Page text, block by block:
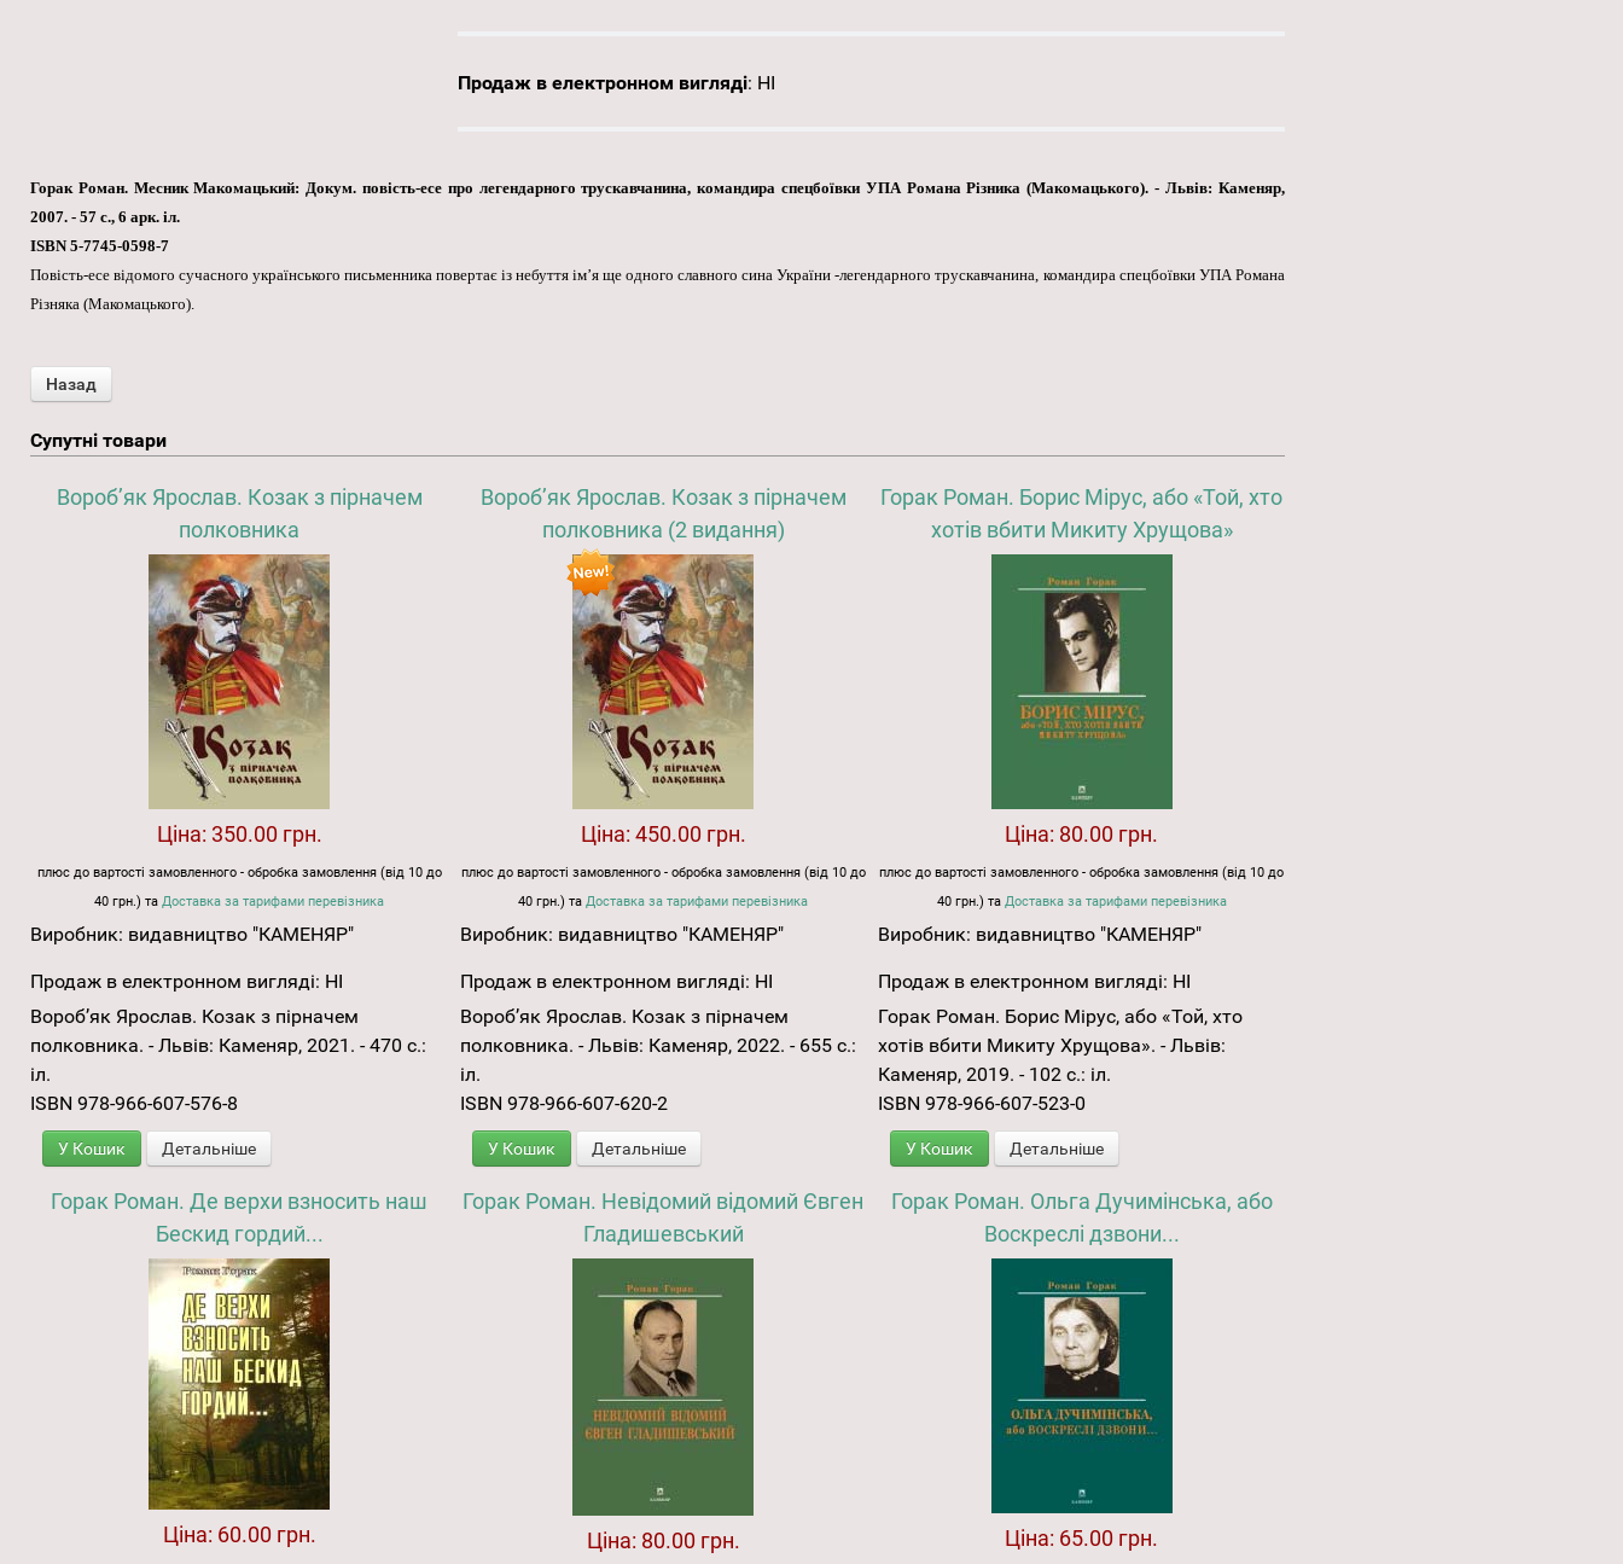
Продаж в електронном вигляді: НІ
Горак Роман. Месник Макомацький: Докум. повість-есе про легендарного трускавчанина, командира спецбоївки УПА Романа Різника (Макомацького). - Львів: Каменяр,
2007. - 57 с., 6 арк. іл.
ISBN 5-7745-0598-7
Повість-есе відомого сучасного українського письменника повертає із небуття ім’я ще одного славного сина України -легендарного трускавчанина, командира спецбоївки УПА Романа
Різняка (Макомацького).
Супутні товари
Вороб’як Ярослав. Козак з пірначем
полковника
Ціна: 350.00 грн.
плюс до вартості замовленного - обробка замовлення (від 10 до
40 грн.) таДоставка за тарифами перевізника
Виробник: видавництво "КАМЕНЯР"
Продаж в електронном вигляді: НІ
Вороб’як Ярослав. Козак з пірначем
полковника. - Львів: Каменяр, 2021. - 470 с.:
іл.
ISBN 978-966-607-576-8
У Кошик Детальніше
Вороб’як Ярослав. Козак з пірначем
полковника (2 видання)
Ціна: 450.00 грн.
плюс до вартості замовленного - обробка замовлення (від 10 до
40 грн.) таДоставка за тарифами перевізника
Виробник: видавництво "КАМЕНЯР"
Продаж в електронном вигляді: НІ
Вороб’як Ярослав. Козак з пірначем
полковника. - Львів: Каменяр, 2022. - 655 с.:
іл.
ISBN 978-966-607-620-2
У Кошик Детальніше
Горак Роман. Борис Мірус, або «Той, хто
хотів вбити Микиту Хрущова»
Ціна: 80.00 грн.
плюс до вартості замовленного - обробка замовлення (від 10 до
40 грн.) та Доставка за тарифами перевізника
Виробник: видавництво "КАМЕНЯР"
Продаж в електронном вигляді: НІ
Горак Роман. Борис Мірус, або «Той, хто
хотів вбити Микиту Хрущова». - Львів:
Каменяр, 2019. - 102 с.: іл.
ISBN 978-966-607-523-0
У Кошик Детальніше
Горак Роман. Де верхи взносить наш
Бескид гордий...
Ціна: 60.00 грн.
Горак Роман. Невідомий відомий Євген
Гладишевський
Ціна: 80.00 грн.
Горак Роман. Ольга Дучимінська, або
Воскреслі дзвони...
Ціна: 65.00 грн.